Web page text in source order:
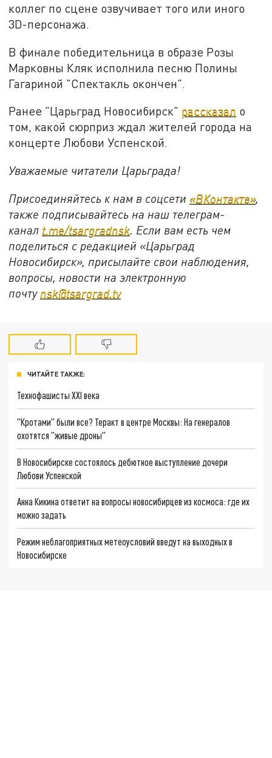
коллег по сцене озвучивает того или иного
3D-персонажа.
В финале победительница в образе Розы
Марковны Кляк исполнила песню Полины
Гагариной "Спектакль окончен".
Ранее "Царьград Новосибирск" рассказал о
том, какой сюрприз ждал жителей города на
концерте Любови Успенской.
Уважаемые читатели Царьграда!
Присоединяйтесь к нам в соцсети «ВКонтакте»,
также подписывайтесь на наш телеграм-
канал t.me/tsargradnsk . Если вам есть чем
поделиться с редакцией «Царьград
Новосибирск», присылайте свои наблюдения,
вопросы, новости на электронную
почту nsk@tsargrad.tv
ЧИТАЙТЕ ТАКЖЕ:
Технофашисты XXI века
"Кротами" были все? Теракт в центре Москвы: На генералов
охотятся "живые дроны"
В Новосибирске состоялось дебютное выступление дочери
Любови Успенской
Анна Кикина ответит на вопросы новосибирцев из космоса: где их
можно задать
Режим неблагоприятных метеоусловий введут на выходных в
Новосибирске